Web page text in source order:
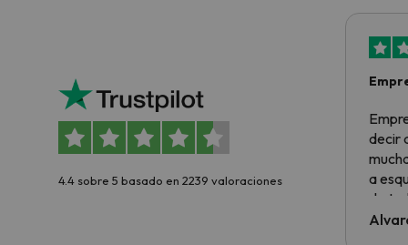
4.4 sobre 5 basado en 2239 valoraciones
decir
a
de
al